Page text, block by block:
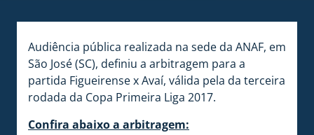
Audiência pública realizada na sede da ANAF, em
São José (SC), definiu a arbitragem para a
partida Figueirense x Avaí, válida pela da terceira
rodada da Copa Primeira Liga 2017.
Confira abaixo a arbitragem: